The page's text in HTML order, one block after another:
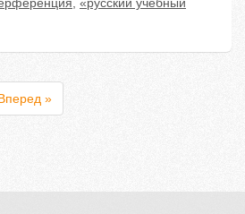
, «русский учебный
»